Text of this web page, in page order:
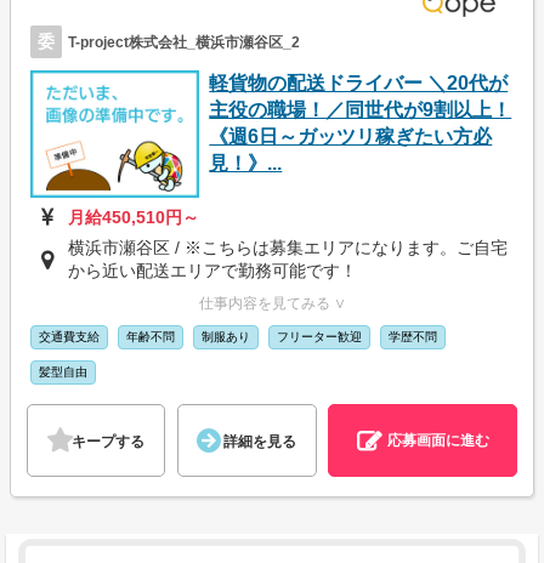
委 T-project株式会社_横浜市瀬谷区_2
軽貨物の配送ドライバー ＼20代が
主役の職場！／同世代が9割以上！
《週6日～ガッツリ稼ぎたい方必
見！》...
月給450,510円～
横浜市瀬谷区 / ※こちらは募集エリアになります。ご自宅
から近い配送エリアで勤務可能です！
仕事内容を見てみる ∨
交通費支給 年齢不問 制服あり フリーター歓迎 学歴不問
髪型自由
キープする 詳細を見る 応募画面に進む